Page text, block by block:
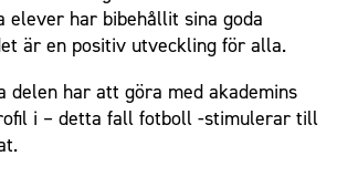
elever har bibehållit sina goda
är en positiv utveckling för alla.
delen har att göra med akademins
i – detta fall fotboll -stimulerar till